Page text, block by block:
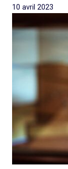
10 avril 2023